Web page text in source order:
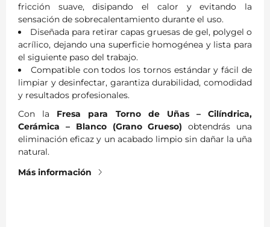
fricción suave, disipando el calor y evitando la
sensación de sobrecalentamiento durante el uso.
Diseñada para retirar capas gruesas de gel, polygel o
acrílico, dejando una superficie homogénea y lista para
el siguiente paso del trabajo.
Compatible con todos los tornos estándar y fácil de
limpiar y desinfectar, garantiza durabilidad, comodidad
y resultados profesionales.
Con la Fresa para Torno de Uñas – Cilíndrica,
Cerámica – Blanco (Grano Grueso) obtendrás una
eliminación eficaz y un acabado limpio sin dañar la uña
natural.
Más información